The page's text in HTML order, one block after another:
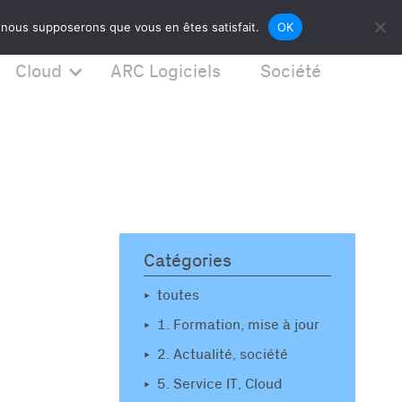
News Contact 024 525 20 00
Cloud ARC Logiciels Société
Catégories
toutes
1. Formation, mise à jour
2. Actualité, société
5. Service IT, Cloud
supposerons que vous en êtes satisfait. OK